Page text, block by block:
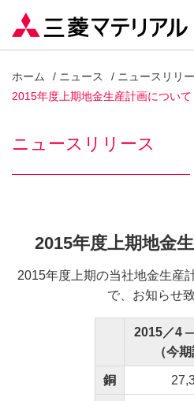
ホーム ニュース ニュースリリ
2015年度上期地金生産計画について
ニュースリリース
2015年度上期地金
2015年度上期の当社地金生産
で、お知らせ
2015／4
（今期
銅